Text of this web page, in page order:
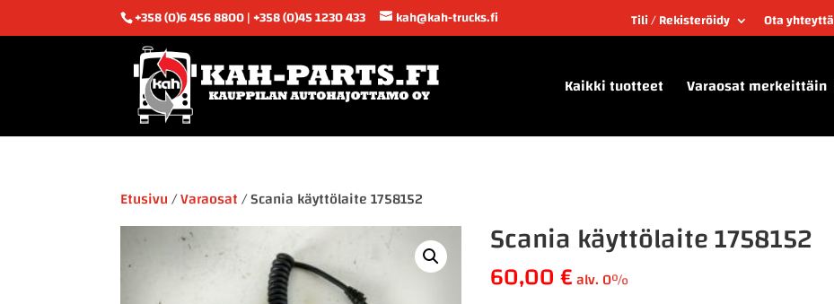
+358 (0)6 456 8800 | +358 (0)45 1230 433 kah@kah-trucks.fi Tili / Rekisteröidy Ota yhteyttä
Kaikki tuotteet Varaosat merkeittäin
Etusivu/Varaosat/ Scania käyttölaite 1758152
Scania käyttölaite 1758152
60,00€alv. 0%